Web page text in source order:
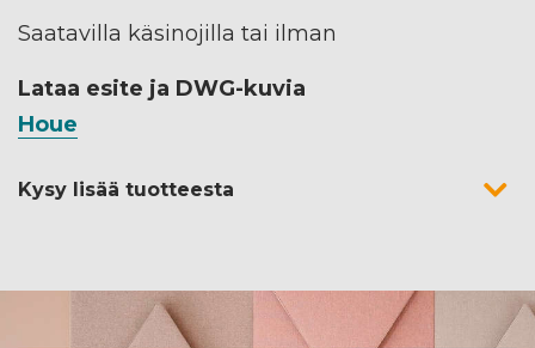
Saatavilla käsinojilla tai ilman
Lataa esite ja DWG-kuvia
Houe
Kysy lisää tuotteesta